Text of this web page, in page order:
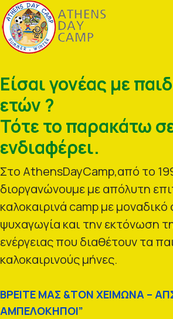
Είσαι γονέας με
ετών ?
Τότε το παρακάτω
ενδιαφέρει.
Στο AthensDayCamp,από το
διοργανώνουμε με απόλυτη
καλοκαιρινά camp με
ψυχαγωγία και την εκτόνωση
ενέργειας που διαθέτουν τα
καλοκαιρινούς μήνες.
ΒΡΕΙΤΕ ΜΑΣ &ΤΟΝ ΧΕΙΜΩΝΑ –
ΑΜΠΕΛΟΚΗΠΟΙ”